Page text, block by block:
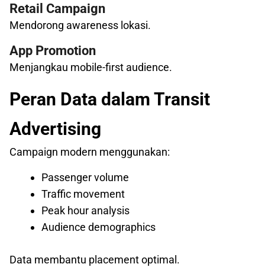
Retail Campaign
Mendorong awareness lokasi.
App Promotion
Menjangkau mobile-first audience.
Peran Data dalam Transit
Advertising
Campaign modern menggunakan:
Passenger volume
Traffic movement
Peak hour analysis
Audience demographics
Data membantu placement optimal.